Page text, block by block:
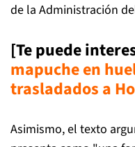
de la Administración
[Te puede
mapuche en
trasladados a
Asimismo, el texto